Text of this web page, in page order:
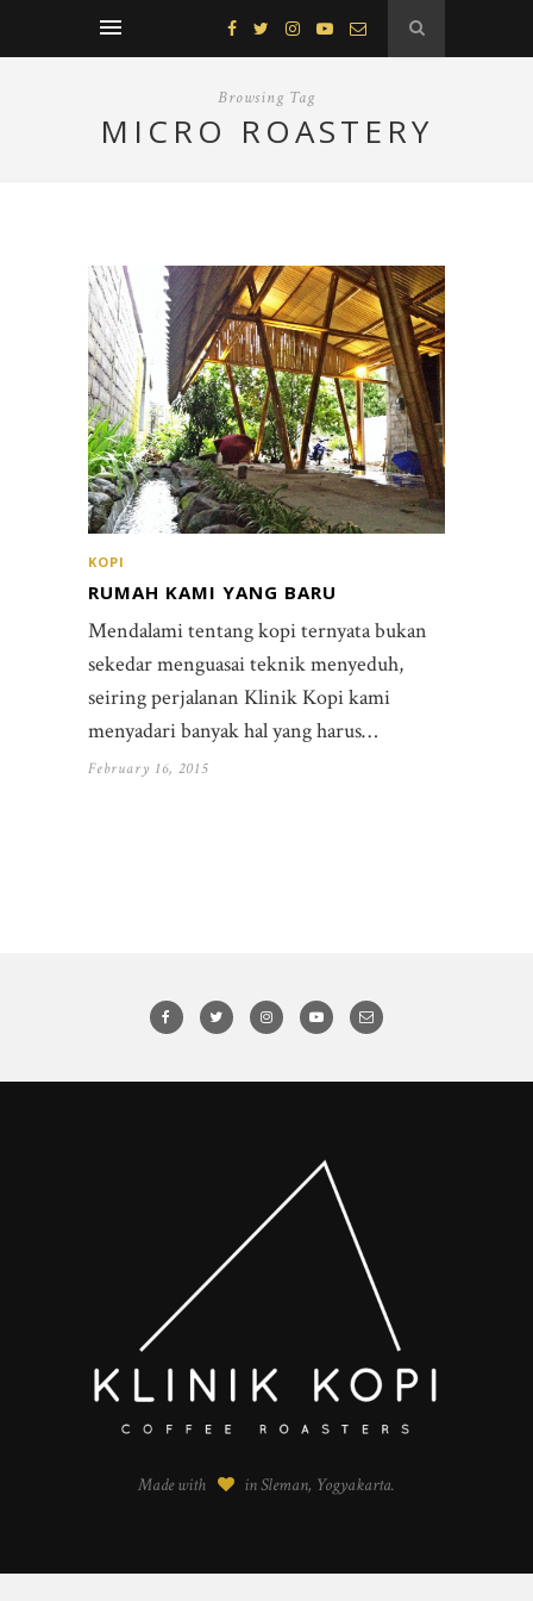
Browsing Tag
MICRO ROASTERY
KOPI
RUMAH KAMI YANG BARU
Mendalami tentang kopi ternyata bukan
sekedar menguasai teknik menyeduh,
seiring perjalanan Klinik Kopi kami
menyadari banyak hal yang harus…
February 16, 2015
Made with in Sleman, Yogyakarta.